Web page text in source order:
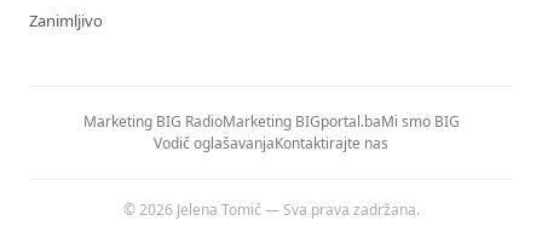
Zanimljivo
Marketing BIG RadioMarketing BIGportal.baMi smo BIG
Vodič oglašavanjaKontaktirajte nas
© 2026 Jelena Tomić — Sva prava zadržana.